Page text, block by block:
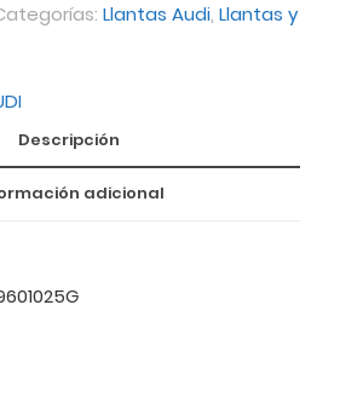
Llantas Audi, Llantas y
Descripción
adicional